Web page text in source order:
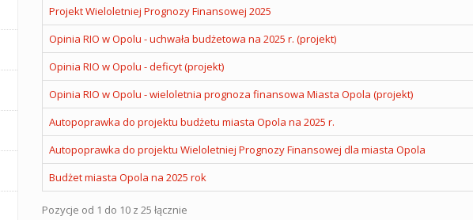
Projekt Wieloletniej Prognozy Finansowej 2025
Opinia RIO w Opolu - uchwała budżetowa na 2025 r. (projekt)
Opinia RIO w Opolu - deficyt (projekt)
Opinia RIO w Opolu - wieloletnia prognoza finansowa Miasta Opola (projekt)
Autopoprawka do projektu budżetu miasta Opola na 2025 r.
Autopoprawka do projektu Wieloletniej Prognozy Finansowej dla miasta Opola
Budżet miasta Opola na 2025 rok
Pozycje od 1 do 10 z 25 łącznie